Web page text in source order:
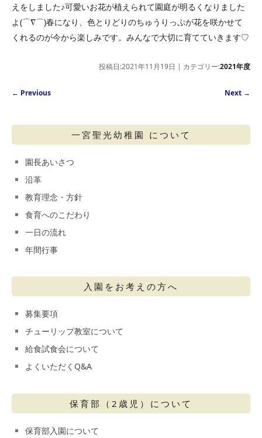
えをしました♪可愛いお花が植えられて園庭が明るくなりました
よ(⌒∇⌒)春になり、色とりどりのちゅうりっぷが花を咲かせて
くれるのが今から楽しみです。みんなで大切に育てていきます♡
投稿日:2021年11月19日 | カテゴリー:2021年度
Post navigation
← Previous Next →
一宮聖光幼稚園 について
園長あいさつ
沿革
教育理念・方針
食育へのこだわり
一日の流れ
年間行事
入園をお考えの方へ
募集要項
チューリップ教室について
給食試食会について
よくいただくQ&A
保育部（2歳児）について
保育部入園について